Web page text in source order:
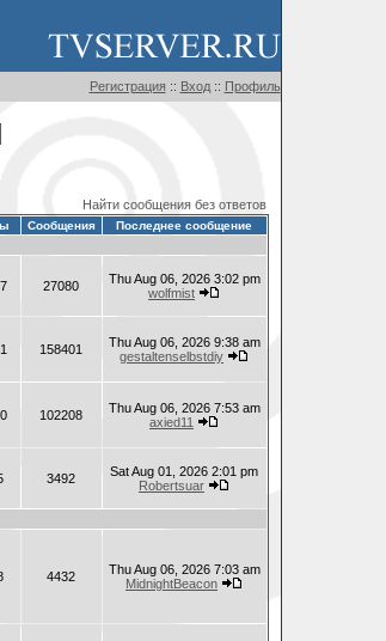
Регистрация :: Вход:: Профиль
Найти сообщения без ответов
Сообщения Последнее сообщение
27080
Thu Aug 06, 2026 3:02 pm
wolfmist
158401
Thu Aug 06, 2026 9:38 am
gestaltenselbstdiy
102208
Thu Aug 06, 2026 7:53 am
axied11
3492
Sat Aug 01, 2026 2:01 pm
Robertsuar
4432
Thu Aug 06, 2026 7:03 am
MidnightBeacon